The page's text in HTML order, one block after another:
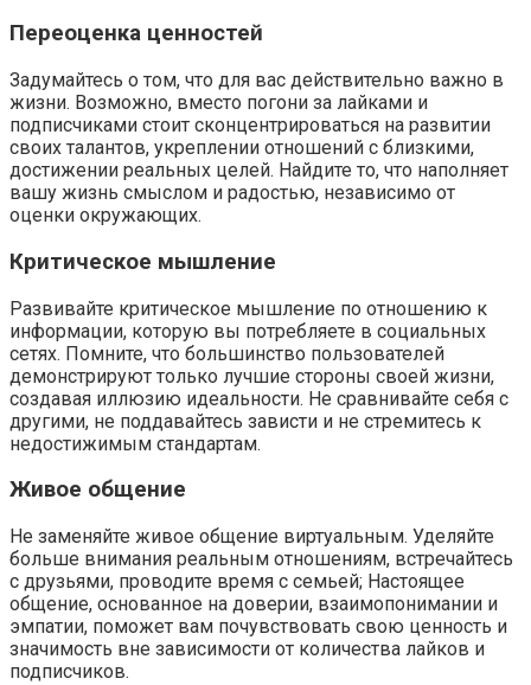
Переоценка ценностей
Задумайтесь о том, что для вас действительно важно в
жизни.​ Возможно, вместо погони за лайками и
подписчиками стоит сконцентрироваться на развитии
своих талантов, укреплении отношений с близкими,
достижении реальных целей.​ Найдите то, что наполняет
вашу жизнь смыслом и радостью, независимо от
оценки окружающих.​
Критическое мышление
Развивайте критическое мышление по отношению к
информации, которую вы потребляете в социальных
сетях.​ Помните, что большинство пользователей
демонстрируют только лучшие стороны своей жизни,
создавая иллюзию идеальности. Не сравнивайте себя с
другими, не поддавайтесь зависти и не стремитесь к
недостижимым стандартам.
Живое общение
Не заменяйте живое общение виртуальным.​ Уделяйте
больше внимания реальным отношениям, встречайтесь
с друзьями, проводите время с семьей; Настоящее
общение, основанное на доверии, взаимопонимании и
эмпатии, поможет вам почувствовать свою ценность и
значимость вне зависимости от количества лайков и
подписчиков.​